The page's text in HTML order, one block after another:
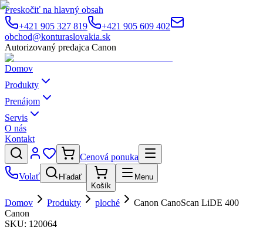
Preskočiť na hlavný obsah
+421 905 327 819
+421 905 609 402
obchod@konturaslovakia.sk
Autorizovaný predajca Canon
Domov
Produkty
Prenájom
Servis
O nás
Kontakt
Cenová ponuka
Volať
Hľadať
Košík
Menu
Domov Produkty ploché
Canon CanoScan LiDE 400
Canon
SKU: 120064